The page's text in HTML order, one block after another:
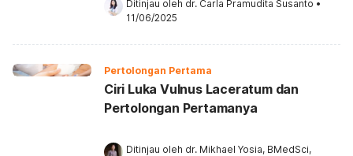
Ditinjau oleh dr. Carla Pramudita Susanto •
11/06/2025
Pertolongan Pertama
Ciri Luka Vulnus Laceratum dan
Pertolongan Pertamanya
Ditinjau oleh dr. Mikhael Yosia, BMedSci,